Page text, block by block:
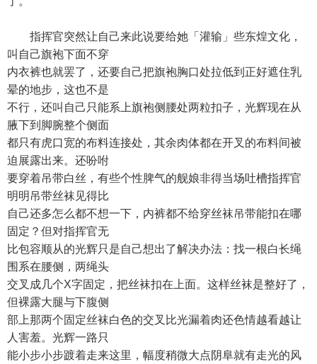
指挥官突然让自己来此说要给她「灌输」些东煌文化，
叫自己旗袍下面不穿
内衣裤也就罢了，还要自己把旗袍胸口处拉低到正好遮住乳
晕的地步，这也不是
不行，还叫自己只能系上旗袍侧腰处两粒扣子，光辉现在从
腋下到脚腕整个侧面
都只有虎口宽的布料连接处，其余肉体都在开叉的布料间被
迫展露出来。还吩咐
要穿着吊带白丝，有些个性脾气的舰娘非得当场吐槽指挥官
明明吊带丝袜见得比
自己还多怎么都不想一下，内裤都不给穿丝袜吊带能扣在哪
固定？但对指挥官无
比包容顺从的光辉只是自己想出了解决办法：找一根白长绳
围系在腰侧，两绳头
交叉成几个X字固定，把丝袜扣在上面。这样丝袜是整好了，
但裸露大腿与下腹侧
部上那两个固定丝袜白色的交叉比光漏着肉还色情越看越让
人害羞。光辉一路只
能小步小步踱着走来这里，幅度稍微大点阴阜就有走光的风